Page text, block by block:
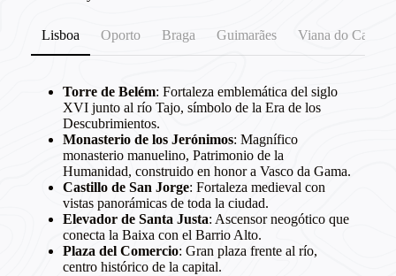
Lisboa Oporto Braga Guimarães Viana do Castelo
Torre de Belém: Fortaleza emblemática del siglo
XVI junto al río Tajo, símbolo de la Era de los
Descubrimientos.
Monasterio de los Jerónimos: Magnífico
monasterio manuelino, Patrimonio de la
Humanidad, construido en honor a Vasco da Gama.
Castillo de San Jorge: Fortaleza medieval con
vistas panorámicas de toda la ciudad.
Elevador de Santa Justa: Ascensor neogótico que
conecta la Baixa con el Barrio Alto.
Plaza del Comercio: Gran plaza frente al río,
centro histórico de la capital.